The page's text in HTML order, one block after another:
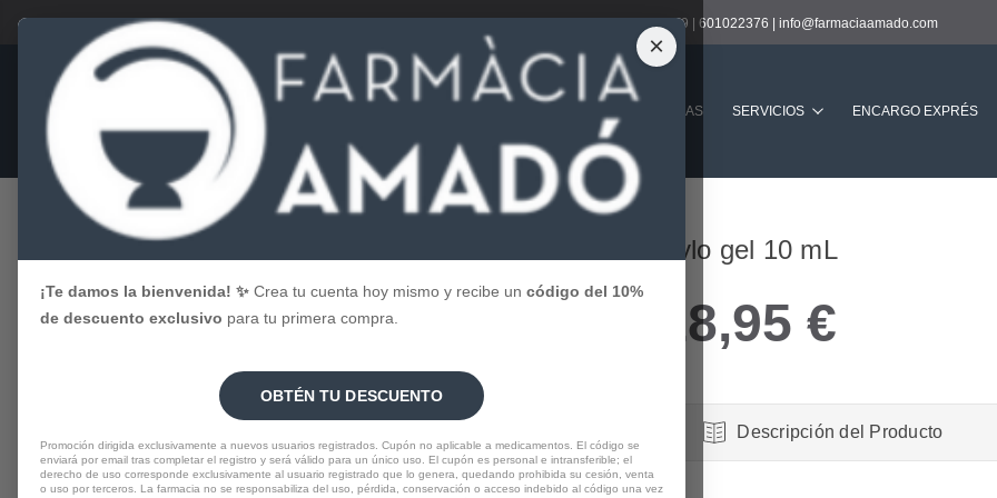
Contacto:938901239 | 601022376 | info@farmaciaamado.com
Menú GUARDIAS SERVICIOS ENCARGO EXPRÉS
SALUD ÓPTICA OJOS CANSADOS Hylo gel 10 mL
Hylo gel 10 mL
18,95 €
Descripción del Producto
×
¡Te damos la bienvenida! ✨ Crea tu cuenta hoy mismo y recibe un código del 10%
de descuento exclusivo para tu primera compra.
OBTÉN TU DESCUENTO
Promoción dirigida exclusivamente a nuevos usuarios registrados. Cupón no aplicable a medicamentos. El código se
enviará por email tras completar el registro y será válido para un único uso. El cupón es personal e intransferible; el
derecho de uso corresponde exclusivamente al usuario registrado que lo genera, quedando prohibida su cesión, venta
o uso por terceros. La farmacia no se responsabiliza del uso, pérdida, conservación o acceso indebido al código una vez